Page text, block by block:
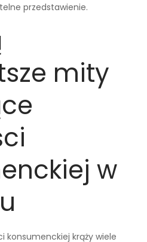
przedstawienie.
mity
w
konsumenckiej krąży wiele